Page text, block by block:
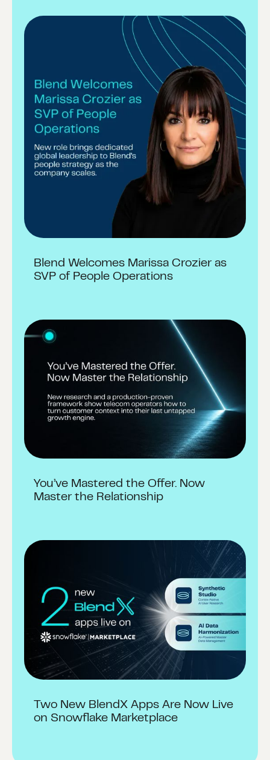
Blend Welcomes Marissa Crozier as
SVP of People Operations
You’ve Mastered the Offer. Now
Master the Relationship
Two New BlendX Apps Are Now Live
on Snowflake Marketplace